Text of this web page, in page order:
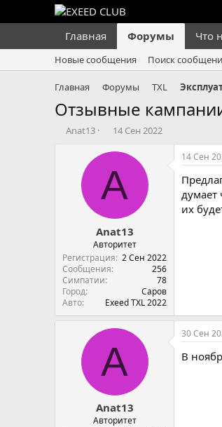
Главная Форумы Что
Новые сообщения Поиск
Главная Форумы TXL
Отзывные
А
Anat13
Д
т
н
а
а
л
а
14 Сен 2022
A
Anat13
Авторитет
Регистрация 2 Сен 2022
Сообщения
256
Симпатии
78
Город
Саров
Авто
Exeed TXL 2022
14 Сен
думает
их
A
Anat13
Авторитет
30 Сен
В